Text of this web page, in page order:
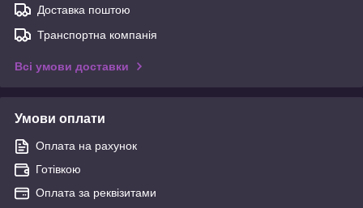
Доставка поштою
Транспортна компанія
Всі умови доставки
Умови оплати
Оплата на рахунок
Готівкою
Оплата за реквізитами